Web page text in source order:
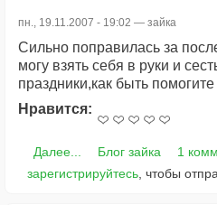
пн., 19.11.2007 - 19:02 — зайка
Сильно поправилась за
могу взять себя в руки и
праздники,как быть помогите
Нравится:
Далее... Блог зайка 1
зарегистрируйтесь , чтобы